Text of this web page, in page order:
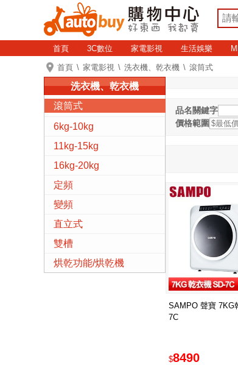
首頁 3C數位 家電影視 生活娛樂
首頁 家電影視 洗衣機、乾衣機 滾筒式
品名關鍵字
價格範圍
SAMPO 聲寶 7KG
7C
$8490
洗衣機、乾衣機
滾筒式
6kg-10kg
11kg-15kg
16kg-20kg
定頻
變頻
直立式
雙槽
烘乾功能/烘乾機